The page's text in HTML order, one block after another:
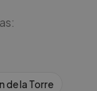
de la Torre